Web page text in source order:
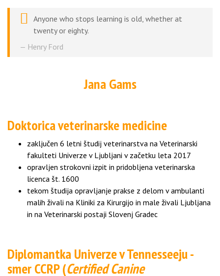
Anyone who stops learning is old, whether at
twenty or eighty.
Henry Ford
Jana Gams
Doktorica veterinarske medicine
zaključen 6 letni študij veterinarstva na Veterinarski
fakulteti Univerze v Ljubljani v začetku leta 2017
opravljen strokovni izpit in pridobljena veterinarska
licenca št. 1600
tekom študija opravljanje prakse z delom v ambulanti
malih živali na Kliniki za Kirurgijo in male živali Ljubljana
in na Veterinarski postaji Slovenj Gradec
Diplomantka Univerze v Tennesseeju -
smer CCRP (Certified Canine